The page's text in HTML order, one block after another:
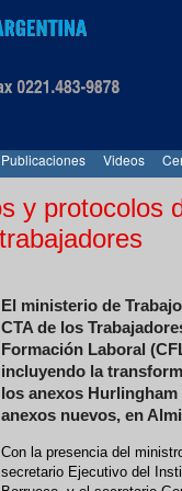
Publicaciones Videos
y protocolos
El ministerio de
CTA de los
Formación Laboral
incluyendo la
los anexos
anexos nuevos, en
Con la presencia del
secretario Ejecutivo del